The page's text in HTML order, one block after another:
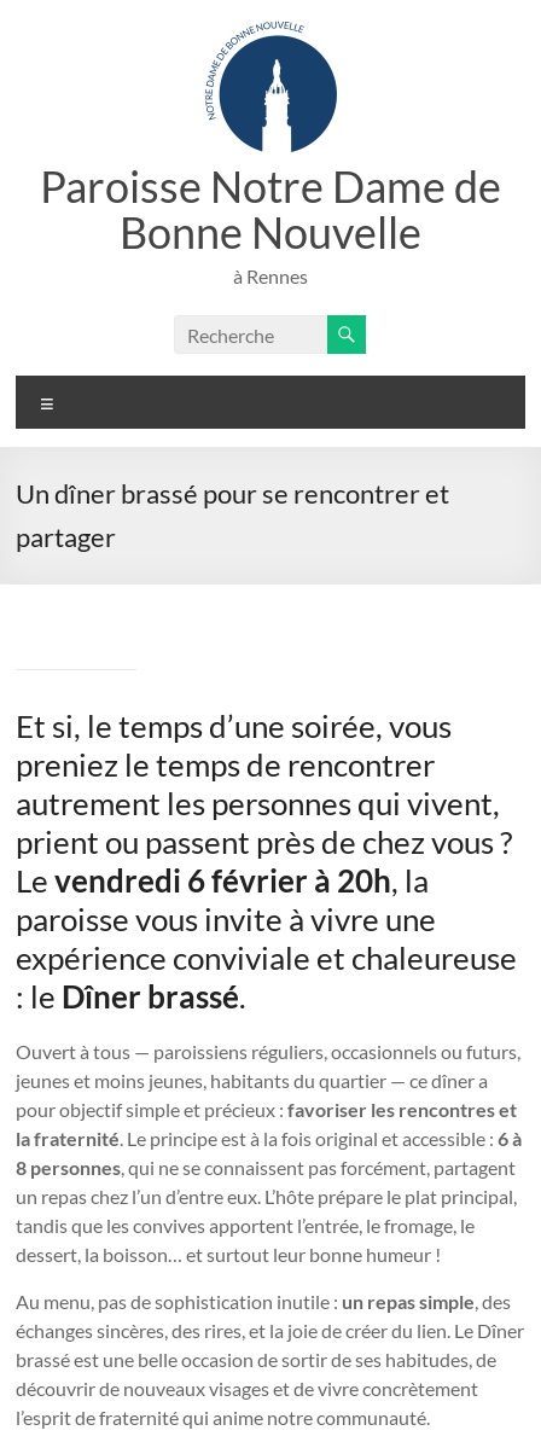
Paroisse Notre Dame de
Bonne Nouvelle
à Rennes
Un dîner brassé pour se rencontrer et
partager
Et si, le temps d’une soirée, vous
preniez le temps de rencontrer
autrement les personnes qui vivent,
prient ou passent près de chez vous ?
Levendredi 6 février à 20h, la
paroisse vous invite à vivre une
expérience conviviale et chaleureuse
: le Dîner brassé.
Ouvert à tous — paroissiens réguliers, occasionnels ou futurs,
jeunes et moins jeunes, habitants du quartier — ce dîner a
pour objectif simple et précieux :favoriser les rencontres et
la fraternité. Le principe est à la fois original et accessible :6 à
8 personnes, qui ne se connaissent pas forcément, partagent
un repas chez l’un d’entre eux. L’hôte prépare le plat principal,
tandis que les convives apportent l’entrée, le fromage, le
dessert, la boisson… et surtout leur bonne humeur !
Au menu, pas de sophistication inutile : un repas simple, des
échanges sincères, des rires, et la joie de créer du lien. Le Dîner
brassé est une belle occasion de sortir de ses habitudes, de
découvrir de nouveaux visages et de vivre concrètement
l’esprit de fraternité qui anime notre communauté.